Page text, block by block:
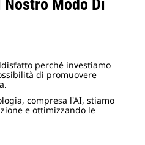
Modo Di
perché investiamo
di promuovere
compresa l'AI, stiamo
e ottimizzando le